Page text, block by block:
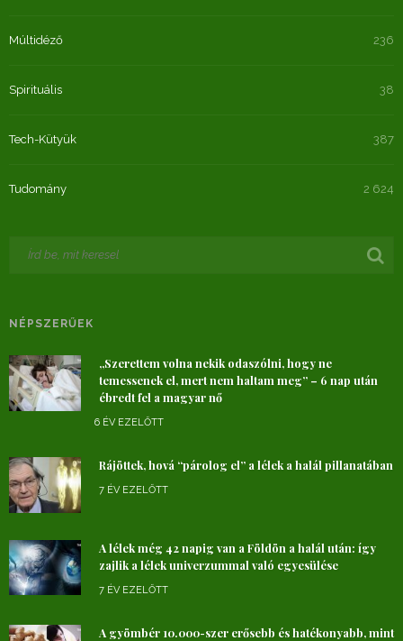
Múltidéző 236
Spirituális 38
Tech-Kütyük 387
Tudomány 2 624
NÉPSZERŰEK
„Szerettem volna nekik odaszólni, hogy ne
temessenek el, mert nem haltam meg” – 6 nap után
ébredt fel a magyar nő
6 ÉV EZELŐTT
Rájöttek, hová “párolog el” a lélek a halál pillanatában
7 ÉV EZELŐTT
A lélek még 42 napig van a Földön a halál után: így
zajlik a lélek univerzummal való egyesülése
7 ÉV EZELŐTT
A gyömbér 10.000-szer erősebb és hatékonyabb, mint